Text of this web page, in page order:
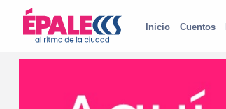
Inicio Cuentos